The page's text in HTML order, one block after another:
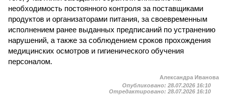
необходимость постоянного контроля за поставщиками
продуктов и организаторами питания, за своевременным
исполнением ранее выданных предписаний по устранению
нарушений, а также за соблюдением сроков прохождения
медицинских осмотров и гигиенического обучения
персоналом.
Александра Иванова
Опубликовано: 28.07.2026 16:10
Отредактировано: 28.07.2026 16:10